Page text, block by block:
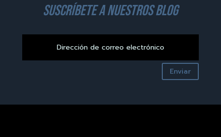
suscríbete a nuestros blog
Enviar